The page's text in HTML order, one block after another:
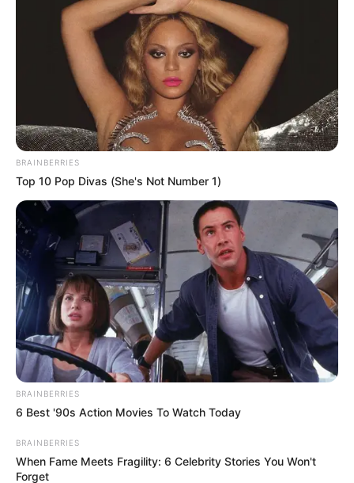
EL ESPINAL
Fuga masiva en estación
de Policía de El Espinal,
Tolima
FUGA
“Permiso voy al baño”: así
se fugó un preso en el
Hospital Universitario de
Santander
SANTA MARTA
Fuga de unos 20 presos
cerca del terminal tiene en
ascuas a Santa Marta;
aprovecharon motín para
BRAINBERRIES
Top 10 Pop Divas (She's Not Number 1)
BRAINBERRIES
6 Best '90s Action Movies To Watch Today
BRAINBERRIES
When Fame Meets Fragility: 6 Celebrity Stories You Won't
Forget